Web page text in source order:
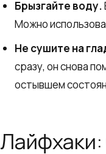
Брызгайте воду.
Можно
Не сушите на
сразу, он снова
остывшем
Лайфхаки: